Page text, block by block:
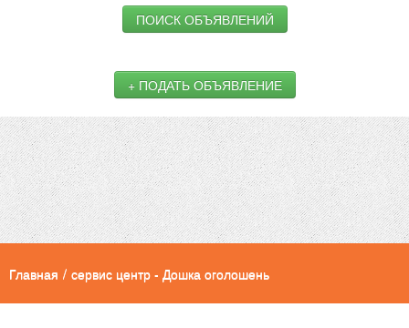
ПОИСК ОБЪЯВЛЕНИЙ
+ ПОДАТЬ ОБЪЯВЛЕНИЕ
Главная / сервис центр - Дошка оголошень